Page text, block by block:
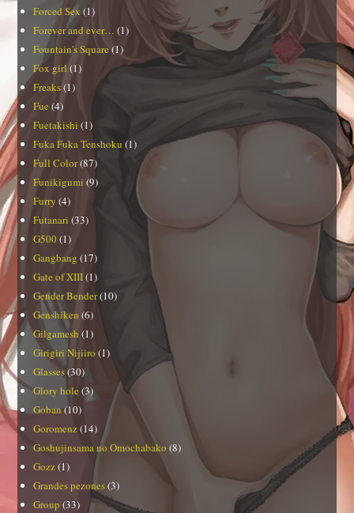
Forced Sex (1)
Forever and ever… (1)
Fountain's Square (1)
Fox girl(1)
Freaks(1)
Fue (4)
Fuetakishi (1)
Fuka Fuka Tenshoku (1)
Full Color(87)
Funikigumi (9)
Furry (4)
Futanari (33)
G500 (1)
Gangbang (17)
Gate of XIII(1)
Gender Bender(10)
Genshiken (6)
Gilgamesh (1)
Girigiri Nijiiro (1)
Glasses(30)
Glory hole (3)
Goban(10)
Goromenz(14)
Goshujinsama no Omochabako (8)
Gozz(1)
Grandes pezones(3)
Group (33)